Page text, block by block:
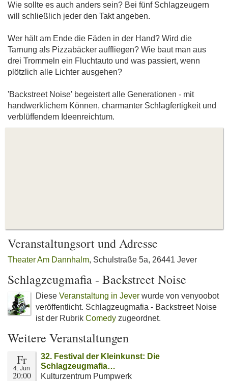
Wie sollte es auch anders sein? Bei fünf Schlagzeugern
will schließlich jeder den Takt angeben.
Wer hält am Ende die Fäden in der Hand? Wird die
Tarnung als Pizzabäcker auffliegen? Wie baut man aus
drei Trommeln ein Fluchtauto und was passiert, wenn
plötzlich alle Lichter ausgehen?
'Backstreet Noise' begeistert alle Generationen - mit
handwerklichem Können, charmanter Schlagfertigkeit und
verblüffendem Ideenreichtum.
Veranstaltungsort und Adresse
Theater Am Dannhalm, Schulstraße 5a, 26441 Jever
Schlagzeugmafia - Backstreet Noise
Diese Veranstaltung in Jever wurde von venyoobot
veröffentlicht. Schlagzeugmafia - Backstreet Noise
ist der Rubrik Comedy zugeordnet.
Weitere Veranstaltungen
Fr
4. Jun
20:00
32. Festival der Kleinkunst: Die
Schlagzeugmafia…
Kulturzentrum Pumpwerk